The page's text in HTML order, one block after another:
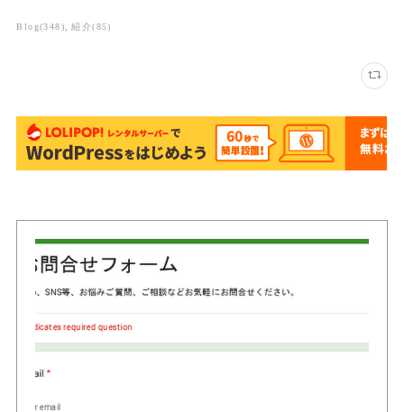
Blog(348) 紹介(85)